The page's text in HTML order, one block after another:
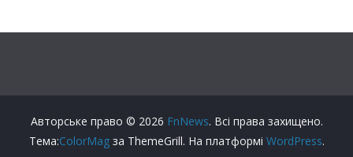
Авторське право © 2026 FnNews. Всі права захищено.
Тема:ColorMagза ThemeGrill. На платформі WordPress.